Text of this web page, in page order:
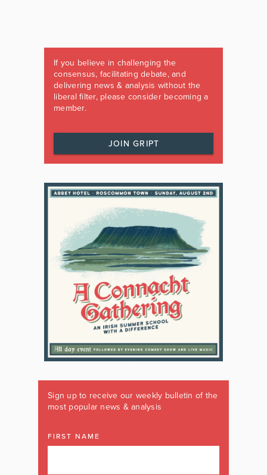
If you believe in challenging the
consensus, facilitating debate, and
delivering news & analysis without the
liberal filter, please consider becoming a
member.
JOIN GRIPT
Sign up to receive our weekly bulletin of the
most popular news & analysis
FIRST NAME